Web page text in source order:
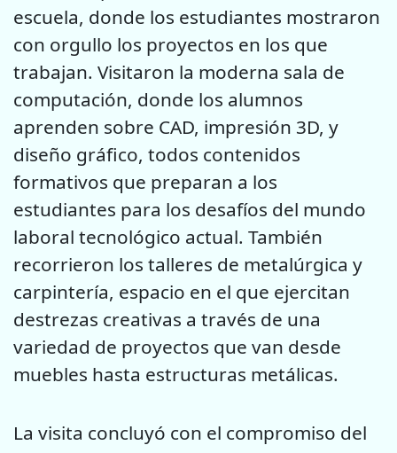
escuela, donde los estudiantes mostraron
con orgullo los proyectos en los que
trabajan. Visitaron la moderna sala de
computación, donde los alumnos
aprenden sobre CAD, impresión 3D, y
diseño gráfico, todos contenidos
formativos que preparan a los
estudiantes para los desafíos del mundo
laboral tecnológico actual. También
recorrieron los talleres de metalúrgica y
carpintería, espacio en el que ejercitan
destrezas creativas a través de una
variedad de proyectos que van desde
muebles hasta estructuras metálicas.
La visita concluyó con el compromiso del